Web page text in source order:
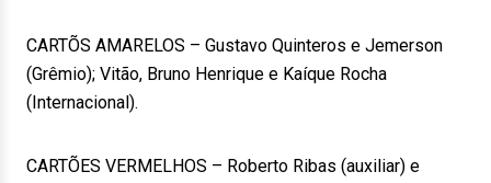
CARTÕS AMARELOS – Gustavo Quinteros e Jemerson
(Grêmio); Vitão, Bruno Henrique e Kaíque Rocha
(Internacional).
CARTÕES VERMELHOS – Roberto Ribas (auxiliar) e